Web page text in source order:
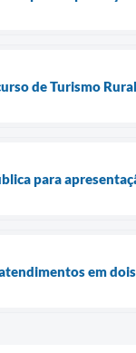
de Turismo
para
em